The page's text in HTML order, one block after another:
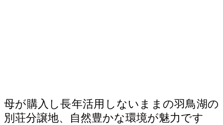
母が購入し長年活用しないままの羽鳥湖の
別荘分譲地、自然豊かな環境が魅力です